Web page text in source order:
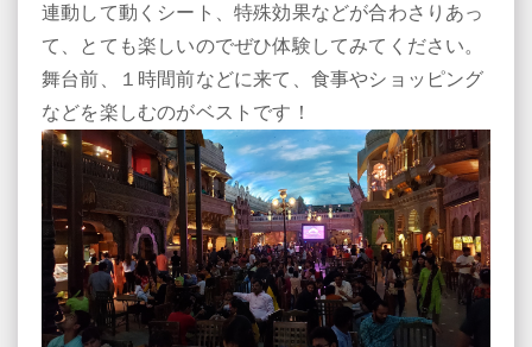
連動して動くシート、特殊効果などが合わさりあっ
て、とても楽しいのでぜひ体験してみてください。
舞台前、１時間前などに来て、食事やショッピング
などを楽しむのがベストです！